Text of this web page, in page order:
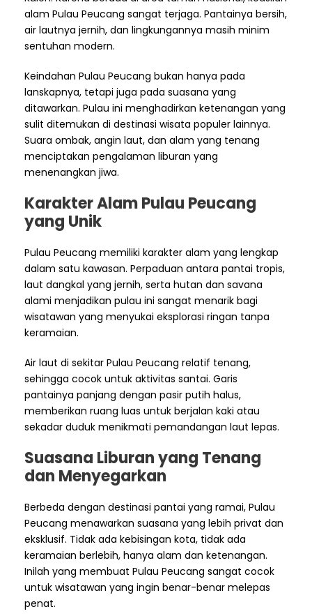
alam Pulau Peucang sangat terjaga. Pantainya bersih,
air lautnya jernih, dan lingkungannya masih minim
sentuhan modern.
Keindahan Pulau Peucang bukan hanya pada
lanskapnya, tetapi juga pada suasana yang
ditawarkan. Pulau ini menghadirkan ketenangan yang
sulit ditemukan di destinasi wisata populer lainnya.
Suara ombak, angin laut, dan alam yang tenang
menciptakan pengalaman liburan yang
menenangkan jiwa.
Karakter Alam Pulau Peucang
yang Unik
Pulau Peucang memiliki karakter alam yang lengkap
dalam satu kawasan. Perpaduan antara pantai tropis,
laut dangkal yang jernih, serta hutan dan savana
alami menjadikan pulau ini sangat menarik bagi
wisatawan yang menyukai eksplorasi ringan tanpa
keramaian.
Air laut di sekitar Pulau Peucang relatif tenang,
sehingga cocok untuk aktivitas santai. Garis
pantainya panjang dengan pasir putih halus,
memberikan ruang luas untuk berjalan kaki atau
sekadar duduk menikmati pemandangan laut lepas.
Suasana Liburan yang Tenang
dan Menyegarkan
Berbeda dengan destinasi pantai yang ramai, Pulau
Peucang menawarkan suasana yang lebih privat dan
eksklusif. Tidak ada kebisingan kota, tidak ada
keramaian berlebih, hanya alam dan ketenangan.
Inilah yang membuat Pulau Peucang sangat cocok
untuk wisatawan yang ingin benar-benar melepas
penat.